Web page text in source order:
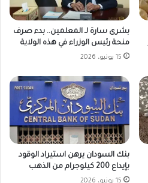
بشرى سارة لـ المعلمين.. بدء صرف
منحة رئيس الوزراء في هذه الولاية
15 يونيو، 2026
بنك السودان يرهن استيراد الوقود
بإيداع 200 كيلوجرام من الذهب
15 يونيو، 2026